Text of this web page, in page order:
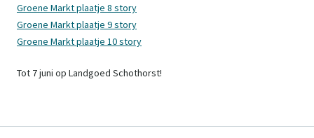
Groene Markt plaatje 8 story
Groene Markt plaatje 9 story
Groene Markt plaatje 10 story
Tot 7 juni op Landgoed Schothorst!